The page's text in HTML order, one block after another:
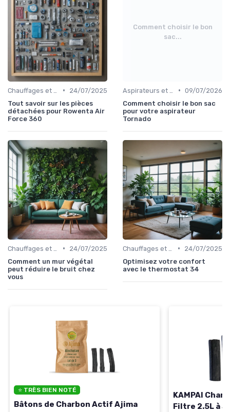
•
24/07/2025
Tout savoir sur les pièces
détachées pour Rowenta Air
Force 360
Comment choisir le bon
sac...
• 09/07/2026
Comment choisir le bon sac
pour votre aspirateur
Tornado
•
24/07/2025
Comment un mur végétal
peut réduire le bruit chez
vous
•
24/07/2025
Optimisez votre confort
avec le thermostat 34
⭐ TRÈS BIEN NOTÉ
Bâtons de Charbon Actif Ajima
KAMPAI
Filtre 2.5L à